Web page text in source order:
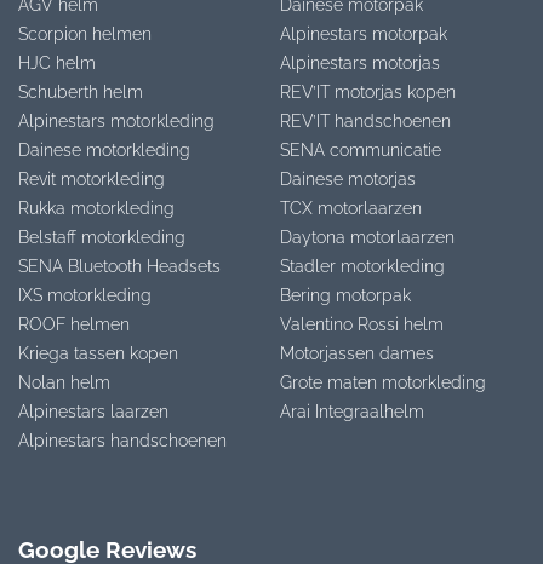
AGV helm
Scorpion helmen
HJC helm
Schuberth helm
Alpinestars motorkleding
Dainese motorkleding
Revit motorkleding
Rukka motorkleding
Belstaff motorkleding
SENA Bluetooth Headsets
IXS motorkleding
ROOF helmen
Kriega tassen kopen
Nolan helm
Alpinestars laarzen
Alpinestars handschoenen
Dainese motorpak
Alpinestars motorpak
Alpinestars motorjas
REV’IT motorjas kopen
REV’IT handschoenen
SENA communicatie
Dainese motorjas
TCX motorlaarzen
Daytona motorlaarzen
Stadler motorkleding
Bering motorpak
Valentino Rossi helm
Motorjassen dames
Grote maten motorkleding
Arai Integraalhelm
Google Reviews